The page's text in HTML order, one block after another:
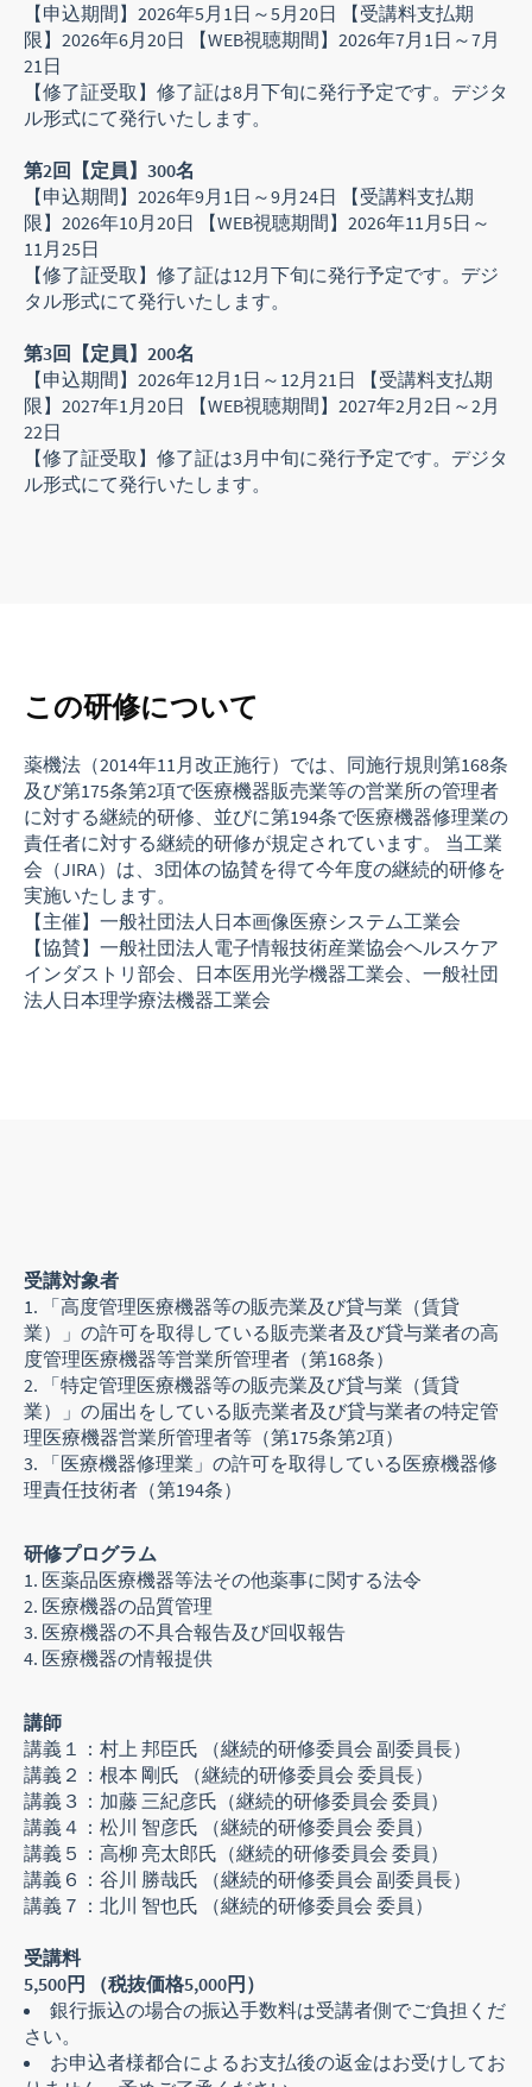
【申込期間】2026年5月1日～5月20日 【受講料支払期
限】2026年6月20日 【WEB視聴期間】2026年7月1日～7月
21日
【修了証受取】修了証は8月下旬に発行予定です。デジタ
ル形式にて発行いたします。
第2回【定員】300名
【申込期間】2026年9月1日～9月24日 【受講料支払期
限】2026年10月20日 【WEB視聴期間】2026年11月5日～
11月25日
【修了証受取】修了証は12月下旬に発行予定です。デジ
タル形式にて発行いたします。
第3回【定員】200名
【申込期間】2026年12月1日～12月21日 【受講料支払期
限】2027年1月20日 【WEB視聴期間】2027年2月2日～2月
22日
【修了証受取】修了証は3月中旬に発行予定です。デジタ
ル形式にて発行いたします。
この研修について
薬機法（2014年11月改正施行）では、同施行規則第168条
及び第175条第2項で医療機器販売業等の営業所の管理者
に対する継続的研修、並びに第194条で医療機器修理業の
責任者に対する継続的研修が規定されています。 当工業
会（JIRA）は、3団体の協賛を得て今年度の継続的研修を
実施いたします。
【主催】一般社団法人日本画像医療システム工業会
【協賛】一般社団法人電子情報技術産業協会ヘルスケア
インダストリ部会、日本医用光学機器工業会、一般社団
法人日本理学療法機器工業会
受講対象者
「高度管理医療機器等の販売業及び貸与業（賃貸
業）」の許可を取得している販売業者及び貸与業者の高
度管理医療機器等営業所管理者（第168条）
「特定管理医療機器等の販売業及び貸与業（賃貸
業）」の届出をしている販売業者及び貸与業者の特定管
理医療機器営業所管理者等（第175条第2項）
「医療機器修理業」の許可を取得している医療機器修
理責任技術者（第194条）
研修プログラム
医薬品医療機器等法その他薬事に関する法令
医療機器の品質管理
医療機器の不具合報告及び回収報告
医療機器の情報提供
講師
講義１：村上 邦臣氏 （継続的研修委員会 副委員長）
講義２：根本 剛氏 （継続的研修委員会 委員長）
講義３：加藤 三紀彦氏（継続的研修委員会 委員）
講義４：松川 智彦氏 （継続的研修委員会 委員）
講義５：高柳 亮太郎氏（継続的研修委員会 委員）
講義６：谷川 勝哉氏 （継続的研修委員会 副委員長）
講義７：北川 智也氏 （継続的研修委員会 委員）
受講料
5,500円 （税抜価格5,000円）
銀行振込の場合の振込手数料は受講者側でご負担くだ
さい。
お申込者様都合によるお支払後の返金はお受けしてお